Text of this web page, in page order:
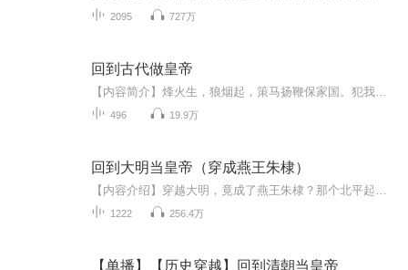
2095 727万
回到古代做皇帝
496 19.9万
回到大明当皇帝（穿成燕王朱棣）
1222 256.4万
【单播】【历史穿越】回到清朝当皇帝